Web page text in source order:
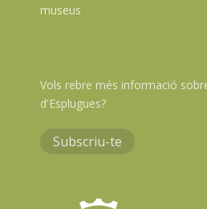
museus
Vols rebre més informació
d'Esplugues?
Subscriu-te